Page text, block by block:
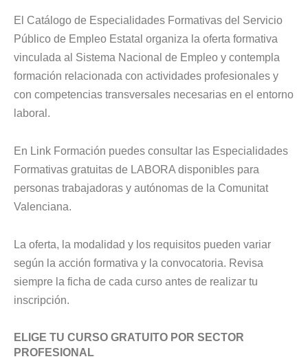
El Catálogo de Especialidades Formativas del Servicio
Público de Empleo Estatal organiza la oferta formativa
vinculada al Sistema Nacional de Empleo y contempla
formación relacionada con actividades profesionales y
con competencias transversales necesarias en el entorno
laboral.
En Link Formación puedes consultar las Especialidades
Formativas gratuitas de LABORA disponibles para
personas trabajadoras y autónomas de la Comunitat
Valenciana.
La oferta, la modalidad y los requisitos pueden variar
según la acción formativa y la convocatoria. Revisa
siempre la ficha de cada curso antes de realizar tu
inscripción.
ELIGE TU CURSO GRATUITO POR SECTOR
PROFESIONAL